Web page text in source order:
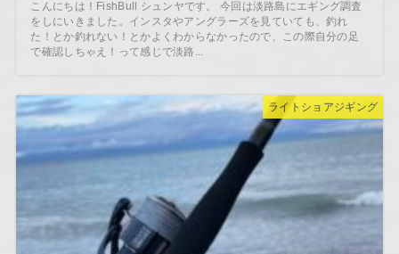
こんにちは！FishBull シュンヤです。 今回は淡路島にエギング調査
をしにいきました。インスタやアングラーズを見ていても、釣れ
た！とか釣れない！とかよくわからなかったので、この際自分の足
で確認しちゃえ！って感じで淡路...
ライトショアジギング